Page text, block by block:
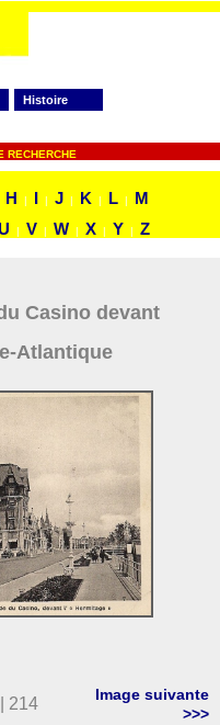
Histoire
RECHERCHE
H | I | J | K | L |
M
| V | W | X | Y | Z
Casino devant
Atlantique
214
Image suivante
>>>